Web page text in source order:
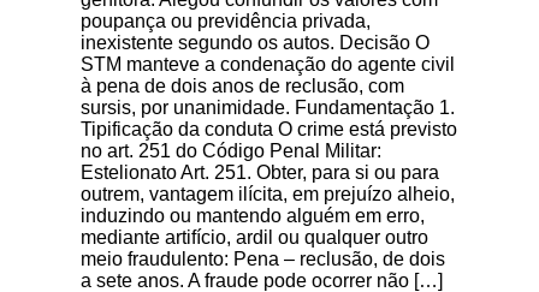
poupança ou previdência privada,
inexistente segundo os autos. Decisão O
STM manteve a condenação do agente civil
à pena de dois anos de reclusão, com
sursis, por unanimidade. Fundamentação 1.
Tipificação da conduta O crime está previsto
no art. 251 do Código Penal Militar:
Estelionato Art. 251. Obter, para si ou para
outrem, vantagem ilícita, em prejuízo alheio,
induzindo ou mantendo alguém em erro,
mediante artifício, ardil ou qualquer outro
meio fraudulento: Pena – reclusão, de dois
a sete anos. A fraude pode ocorrer não […]